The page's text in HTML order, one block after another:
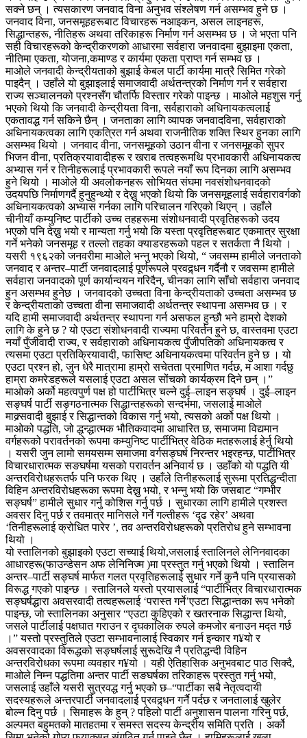
सक्ने छन् । त्यसकारण जनवाद विना अनुभव संश्लेषण गर्न असम्भव हुने छ ।
जनवाद विना, जनसमूहहरूबाट विचारहरू नआइकन, असल लाइनहरू,
सिद्धान्तहरू, नीतिहरू अथवा तरिकाहरू निर्माण गर्न असम्भव छ । जे भएता पनि
सही विचारहरूको केन्द्रीकरणको आधारमा सर्वहारा जनवादमा बुझाइमा एकता,
नीतिमा एकता, योजना,कमाण्ड र कार्यमा एकता प्राप्त गर्न सम्भव छ ।
माओले जनवादी केन्द्रीयताको बुझाई केबल पार्टी कार्यमा मात्रै सिमित गरेको
पाइदैन् । उहाँले यो बुझाइलाई समाजवादी अर्थतन्त्रको निर्माण गर्न र सर्वहारा
राज्य सञ्चालनको प्रश्नसँग चौतर्फि विस्तार गरेको पाइन्छ । माओले महशुस गर्नु
भएको थियो कि जनवादी केन्द्रीयता विना, सर्वहाराको अधिनायकत्वलाई
एकतावद्ध गर्न सकिने छैन् । जनताका लागि व्यापक जनवादविना, सर्वहाराको
अधिनायकत्वका लागि एकत्रित गर्न अथवा राजनीतिक शक्ति स्थिर हुनका लागि
असम्भव थियो । जनवाद वीना, जनसमूहको उठान वीना र जनसमूहको सुपर
भिजन वीना, प्रतिक्रयावादीहरू र खराब तत्वहरूमथि प्रभावकारी अधिनायकत्व
अभ्यास गर्न र तिनीहरूलाई प्रभावकारी रूपले नयाँ रूप दिनका लागि असम्भव
हुने थियो । माओले यी अवलोकनहरू सोभियत संघमा नवसंशोधनवादको
उदयपछि निर्माणगर्दै हुनुहुन्थ्यो र देख्नु भएको थियो कि जनसमूहलाई सर्वहारावर्गको
अधिनायकत्वको अभ्यास गर्नका लागि परिचालन गरिएको थिएन् । उहाँले
चीनीयाँ कम्युनिष्ट पार्टीको उच्च तहहरूमा संशोधनवादी प्रवृतिहरूको उदय
भएको पनि देख्नु भयो र मान्यता गर्नु भयो कि यस्ता प्रवृतिहरूबाट एकमात्र सुरक्षा
गर्ने भनेको जनसमूह र तल्लो तहका क्याडरहरूको पहल र सतर्कता नै थियो ।
यसरी १९६२को जनवरीमा माओले भन्नु भएको थियो, “ जवसम्म हामीले जनताको
जनवाद र अन्तर–पार्टी जनवादलाई पूर्णरूपले प्रवद्र्धन गर्दैनौ र जवसम्म हामीले
सर्वहारा जनवादको पूर्ण कार्यान्वयन गरिदैन्, चीनका लागि साँचो सर्वहारा जनवाद
हुन असम्भव हुनेछ । जनवादको उच्चता विना केन्द्रीयताको उच्चता असम्भव छ
र केन्द्रीयताको उच्चता वीना समाजवादी अर्थतन्त्र स्थापना असम्भव छ । र
यदि हामी समाजवादी अर्थतन्त्र स्थापना गर्न असफल हुन्छौ भने हाम्रो देशको
लागि के हुने छ ? यो एउटा संशोधनवादी राज्यमा परिवर्तन हुने छ, वास्तवमा एउटा
नयाँ पुँजीवादी राज्य, र सर्वहाराको अधिनायकत्व पुँजीपतिको अधिनायकत्व र
त्यसमा एउटा प्रतिक्रियावादी, फासिष्ट अधिनायकत्वमा परिवर्तन हुने छ । यो
एउटा प्रश्न हो, जुन धेरै मात्रामा हाम्रो सचेतता प्रमाणित गर्दछ, म आशा गर्दछु
हाम्रा कमरेडहरूले यसलाई एउटा असल सोंचको कार्यक्रम दिने छन् ।”
माओको अर्को महत्वपुर्ण पक्ष हो पार्टीभित्र चल्ने दुई–लाइन सङ्घर्ष । दुई–लाइन
सङ्घर्ष पार्टी सङ्गठनात्मक सिद्धान्तहरूको सन्दर्भमा, जसलाई माओले
माक्र्सवादी बुझाई र सिद्धान्तको विकास गर्नु भयो, त्यसको अर्को पक्ष थियो ।
माओको पद्धति, जो द्धन्द्धात्मक भौतिकवादमा आधारित छ, समाजमा विद्यमान
वर्गहरूको परावर्तनको रूपमा कम्युनिष्ट पार्टीभित्र वेठिक मतहरूलाई हेर्नु थियो
। यसरी जुन लामो समयसम्म समाजमा वर्गसङ्घर्ष निरन्तर भइरहन्छ, पार्टीभित्र
विचारधारात्मक सङघर्षमा यसको परावर्तन अनिवार्य छ । उहाँको यो पद्धति यी
अन्तरविरोधहरूतर्फ पनि फरक थिए । उहाँले तिनीहरूलाई सुरूमा प्रतिद्धन्दीता
विहिन अन्तरविरोधहरूका रूपमा देख्नु भयो, र भन्नु भयो कि जसबाट “गम्भीर
सङ्घर्ष” हामीले सुधार गर्नु कोशिस गर्नु पर्छ । सुधारका लागि हामीले प्रशस्त
अवसर दिनु पर्छ र तवमात्र मानिसले गर्ने गल्तीहरू ‘दृढ रहेर’ अथवा
‘तिनीहरूलाई क्रोधित पारेर ’, तव अन्तरविरोधहरूको प्रतिरोध हुने सम्भावना
थियो ।
यो स्तालिनको बुझाइको एउटा सच्याई थियो,जसलाई स्तालिनले लेनिनवादका
आधारहरू(फाउन्डेसन अफ लेनिनिज्म )मा प्रस्तुत गर्नु भएको थियो । स्तालिन
अन्तर–पार्टी सङ्घर्ष मार्फत गलत प्रवृतिहरूलाई सुधार गर्ने कुनै पनि प्रयासको
विरूद्ध गएको पाइन्छ । स्तालिनले यस्तो प्रयासलाई “पार्टीभित्र विचारधारात्मक
सङ्घर्षद्धारा अवसरवादी तत्वहरूलाई ‘परास्त गर्ने’एउटा सिद्धान्तका रूप भनेको
पाइन्छ, जो स्तालिनका अनुसार “एउटा कुहिएको र खतरनाक सिद्धान्त थियो,
जसले पार्टीलाई पक्षघात गराउन र दृघकालिक रुपले कमजोर बनाउन मद्त गर्छ
।” यस्तो प्रस्तुतिले एउटा सम्भावनालाई स्विकार गर्न इन्कार ग¥यो र
अवसरवादका विरूद्धको सङ्घर्षलाई सुरूदेखि नै प्रतिद्धन्दी विहिन
अन्तरविरोधका रूपमा व्यवहार ग¥यो । यही ऐतिहासिक अनुभवबाट पाठ सिक्दै,
माओले निम्न पद्धतिमा अन्तर पार्टी सङघर्षका तरिकाहरू प्रस्तुत गर्नु भयो,
जसलाई उहाँले यसरी सुत्रवद्ध गर्नु भएको छ–“पार्टीका सबै नेतृत्वदायी
सदस्यहरूले अन्तरपार्टी जनवादलाई प्रवद्र्धन गर्नै पर्दछ र जनतालाई खुलेर
बोल्न दिनु पर्छ । सिमाहरू के हुन् ? पहिलो पार्टी अनुशासन पालना गरिनु पर्छ,
अल्पमत बहुमतको मातहतमा र समस्त सदस्य केन्द्रीय समिति प्रति । अर्को